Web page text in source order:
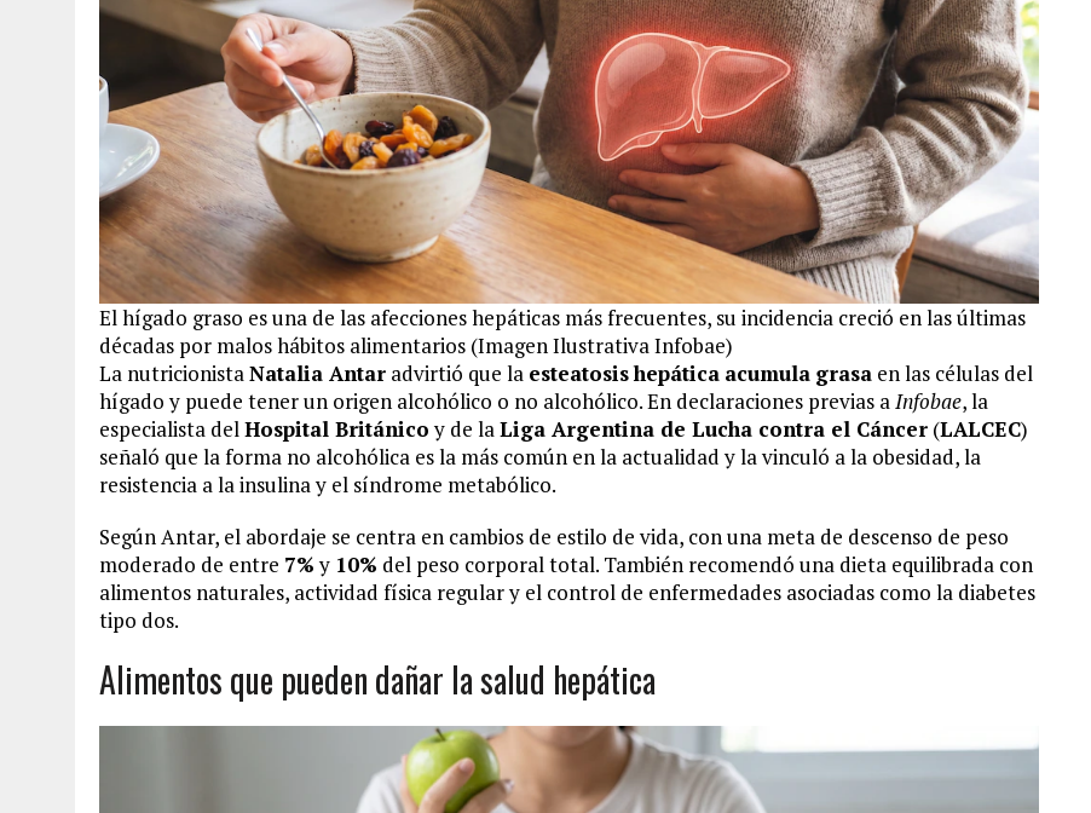
El hígado graso es una de las afecciones hepáticas más frecuentes, su incidencia creció en las últimas
décadas por malos hábitos alimentarios (Imagen Ilustrativa Infobae)
La nutricionistaNatalia Antar advirtió que la esteatosishepática acumula grasa en las células del
hígado y puede tener un origen alcohólico o no alcohólico. En declaraciones previas aInfobae, la
especialista delHospital Británicoy de laLiga Argentina de Lucha contra el Cáncer (LALCEC)
señaló que la forma no alcohólica es la más común en la actualidad y la vinculó a la obesidad, la
resistencia a la insulina y el síndrome metabólico.
Según Antar, el abordaje se centra en cambios de estilo de vida, con una meta de descenso de peso
moderado de entre 7%y 10% del peso corporal total. También recomendó una dieta equilibrada con
alimentos naturales, actividad física regular y el control de enfermedades asociadas como la diabetes
tipo dos.
Alimentos que pueden dañar la salud hepática